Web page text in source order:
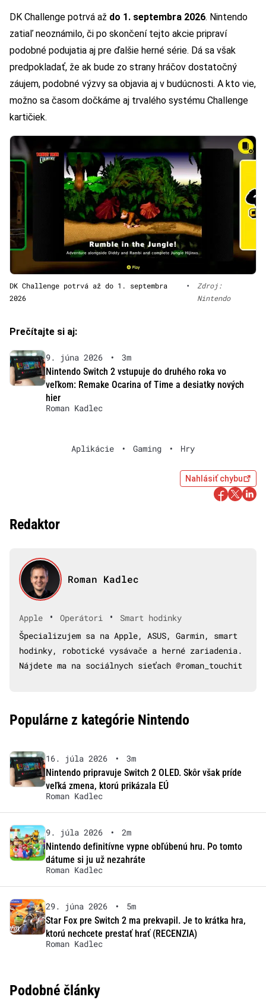
DK Challenge potrvá až do 1. septembra 2026. Nintendo
zatiaľ neoznámilo, či po skončení tejto akcie pripraví
podobné podujatia aj pre ďalšie herné série. Dá sa však
predpokladať, že ak bude zo strany hráčov dostatočný
záujem, podobné výzvy sa objavia aj v budúcnosti. A kto vie,
možno sa časom dočkáme aj trvalého systému Challenge
kartičiek.
DK Challenge potrvá až do 1. septembra
2026
•
Zdroj:
Nintendo
Prečítajte si aj:
9. júna 2026 •
3m
Nintendo Switch 2 vstupuje do druhého roka vo
veľkom: Remake Ocarina of Time a desiatky nových
hier
Roman Kadlec
Aplikácie • Gaming • Hry
Nahlásiť chybu
Redaktor
Roman Kadlec
Apple • Operátori •
Smart hodinky
Špecializujem sa na Apple, ASUS, Garmin, smart
hodinky, robotické vysávače a herné zariadenia.
Nájdete ma na sociálnych sieťach @roman_touchit
Populárne z kategórie Nintendo
16. júla 2026 •
3m
Nintendo pripravuje Switch 2 OLED. Skôr však príde
veľká zmena, ktorú prikázala EÚ
Roman Kadlec
9. júla 2026 •
2m
Nintendo definitívne vypne obľúbenú hru. Po tomto
dátume si ju už nezahráte
Roman Kadlec
29. júna 2026 •
5m
Star Fox pre Switch 2 ma prekvapil. Je to krátka hra,
ktorú nechcete prestať hrať (RECENZIA)
Roman Kadlec
Podobné články